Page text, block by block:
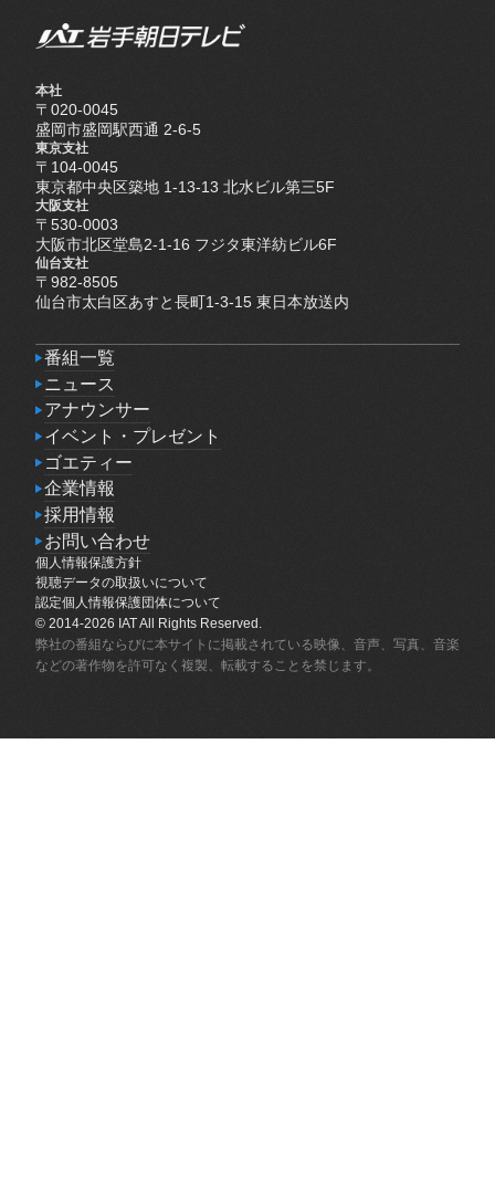
本社
〒020-0045
盛岡市盛岡駅西通 2-6-5
東京支社
〒104-0045
東京都中央区築地 1-13-13 北水ビル第三5F
大阪支社
〒530-0003
大阪市北区堂島2-1-16 フジタ東洋紡ビル6F
仙台支社
〒982-8505
仙台市太白区あすと長町1-3-15 東日本放送内
番組一覧
番組一覧
ニュース
ニュース
アナウンサー
アナウンサー
イベント・プレゼント
イベント・プレゼント
ゴエティー
ゴエティー
企業情報
企業情報
採用情報
採用情報
お問い合わせ
お問い合わせ
個人情報保護方針
個人情報保護方針
視聴データの取扱いについて
視聴データの取扱いについて
認定個人情報保護団体について
認定個人情報保護団体について
© 2014-2026 IAT All Rights Reserved.
弊社の番組ならびに本サイトに掲載されている映像、音声、写真、音楽
などの著作物を許可なく複製、転載することを禁じます。